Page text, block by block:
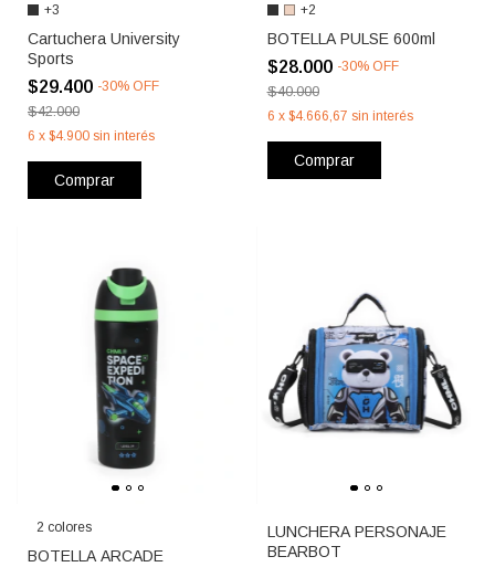
+3
Cartuchera University
Sports
$29.400 -30% OFF
$42.000
6 x $4.900 sin interés
Comprar
+2
BOTELLA PULSE 600ml
$28.000 -30% OFF
$40.000
6 x $4.666,67 sin interés
Comprar
2 colores
BOTELLA ARCADE
LUNCHERA PERSONAJE
BEARBOT